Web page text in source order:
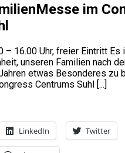
im
– 16.00 Uhr, freier Eintritt Es
unseren Familien nach
etwas Besonderes zu
Centrums Suhl
LinkedIn Twitter